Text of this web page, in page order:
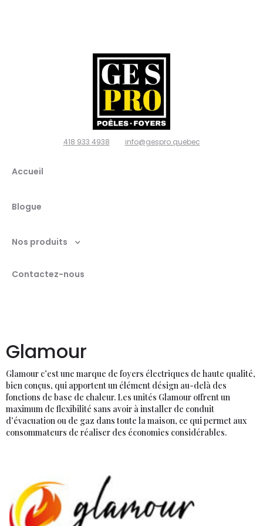
et
foyers,
Ville de
Québec
G2N
418 933 4938 info@gespro.quebec
Accueil
Blogue
Nos produits
Contactez-nous
Glamour
Glamour c’est une marque de foyers électriques de haute qualité,
bien conçus, qui apportent un élément désign au-delà des
fonctions de base de chaleur. Les unités Glamour offrent un
maximum de flexibilité sans avoir à installer de conduit
d’évacuation ou de gaz dans toute la maison, ce qui permet aux
consommateurs de réaliser des économies considérables.